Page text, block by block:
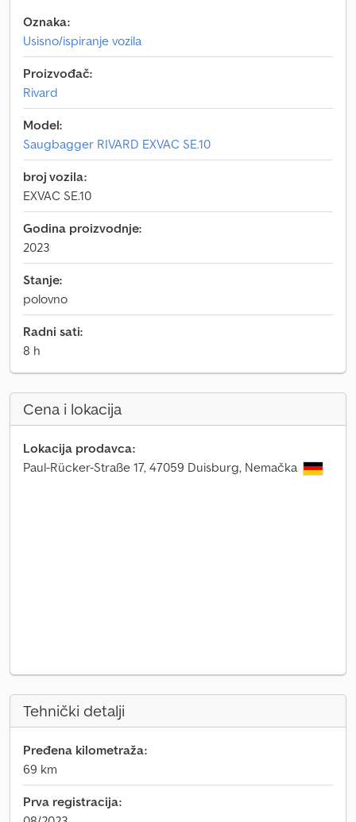
Oznaka:
Usisno/ispiranje vozila
Proizvođač:
Rivard
Model:
Saugbagger RIVARD EXVAC SE.10
broj vozila:
EXVAC SE.10
Godina proizvodnje:
2023
Stanje:
polovno
Radni sati:
8 h
Cena i lokacija
Lokacija prodavca:
Paul-Rücker-Straße 17, 47059 Duisburg, Nemačka
Tehnički detalji
Pređena kilometraža:
69 km
Prva registracija: